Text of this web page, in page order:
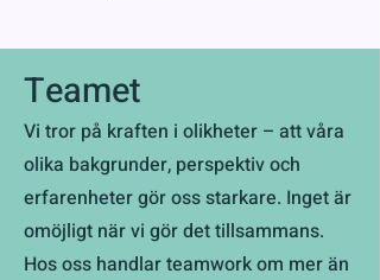
Teamet
Vi tror på kraften i olikheter – att våra
olika bakgrunder, perspektiv och
erfarenheter gör oss starkare. Inget är
omöjligt när vi gör det tillsammans.
Hos oss handlar teamwork om mer än